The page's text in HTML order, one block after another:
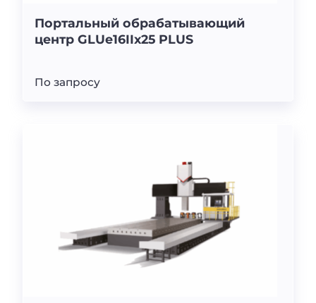
Портальный обрабатывающий
центр GLUe16IIx25 PLUS
По запросу